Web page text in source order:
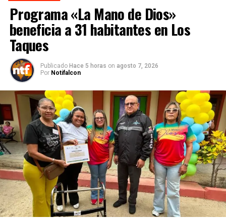
Programa «La Mano de Dios»
beneficia a 31 habitantes en Los
Taques
Publicado Hace 5 horas on agosto 7, 2026
Por Notifalcon